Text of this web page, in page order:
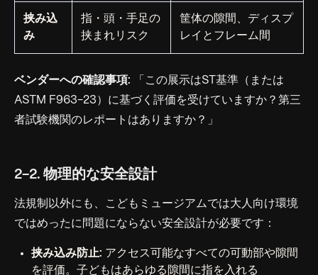
挟み込
み
指・頭・手足の
挟まれリスク
筐体の隙間、ディスプ
レイとフレーム間
ベンダーへの確認事項: 「この展示はST基準（または
ASTM F963-23）に基づく評価を受けていますか？第三
者試験機関のレポートはありますか？」
2-2. 物理的な安全設計
法規制以外にも、こどもミュージアムでは大人向け環境
ではめったに問題にならない安全設計が必要です：
挟み込み防止: アクセス可能なすべての可動部や隙間
を評価。子どもはあらゆる隙間に指を入れる